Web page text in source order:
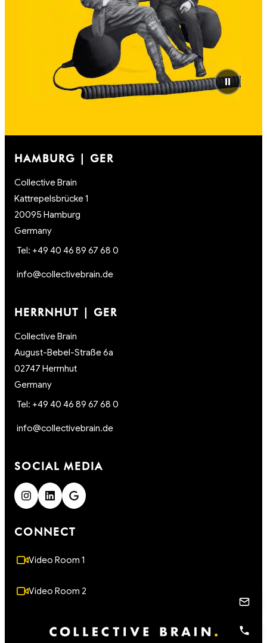
⏸
HAMBURG | GER
Collective Brain
Kattrepelsbrücke 1
20095 Hamburg
Germany
Tel: +49 40 46 89 67 68 0
info@collectivebrain.de
HERRNHUT | GER
Collective Brain
August-Bebel-Straße 6a
02747 Herrnhut
Germany
Tel: +49 40 46 89 67 68 0
info@collectivebrain.de
SOCIAL MEDIA
CONNECT
Video Room 1
Video Room 2